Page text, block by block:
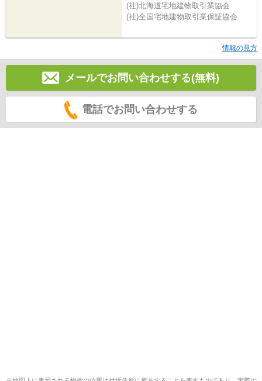
(社)北海道宅地建物取引業協会
(社)全国宅地建物取引業保証協会
情報の見方
メールでお問い合わせする(無料)
電話でお問い合わせする